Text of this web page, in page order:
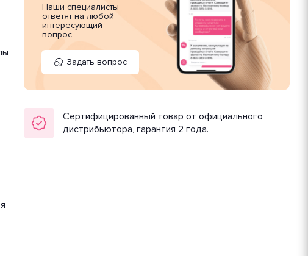
Наши специалисты
ответят на любой
интересующий
вопрос
Задать вопрос
Сертифицированный товар от официального
дистрибьютора, гарантия 2 года.